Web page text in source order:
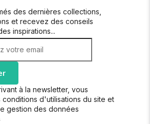
des dernières collections,
et recevez des conseils
inspirations...
à la newsletter, vous
d'utilisations du site et
gestion des données